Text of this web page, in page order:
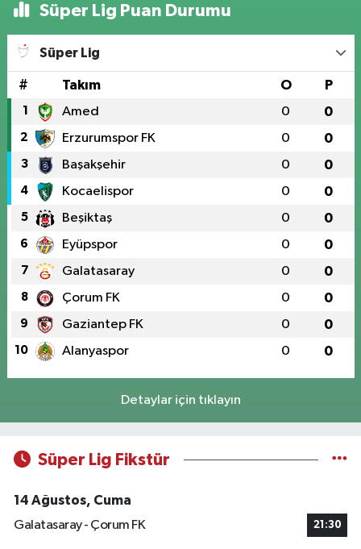
Süper Lig Puan Durumu
Süper Lig
# Takım O P
1 Amed 0 0
2 Erzurumspor FK 0 0
3 Başakşehir 0 0
4 Kocaelispor 0 0
5 Beşiktaş 0 0
6 Eyüpspor 0 0
7 Galatasaray 0 0
8 Çorum FK 0 0
9 Gaziantep FK 0 0
10 Alanyaspor 0 0
Detaylar için tıklayın
Süper Lig Fikstür
14 Ağustos, Cuma
Galatasaray - Çorum FK
21:30